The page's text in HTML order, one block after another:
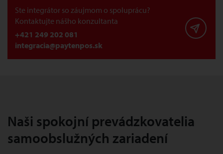
Ste integrátor so záujmom o spoluprácu?
Kontaktujte nášho konzultanta
+421 249 202 081
integracia@paytenpos.sk
Naši spokojní prevádzkovatelia
samoobslužných zariadení